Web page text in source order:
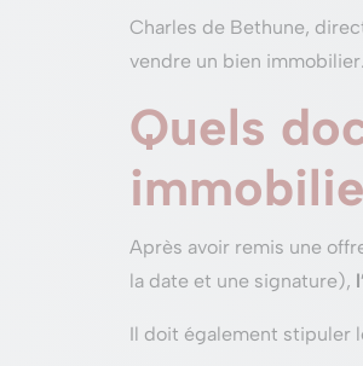
Charles de Bethune,
vendre un bien immobilier.
Quels
Après avoir remis une
la date et une signature),
Il doit également stipuler